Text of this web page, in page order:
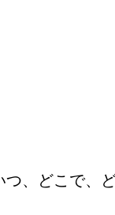
、どこで、